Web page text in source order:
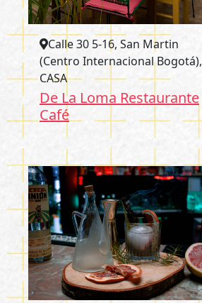
Calle 30 5-16, San Martin
(Centro Internacional Bogotá),
CASA
De La Loma Restaurante
Café